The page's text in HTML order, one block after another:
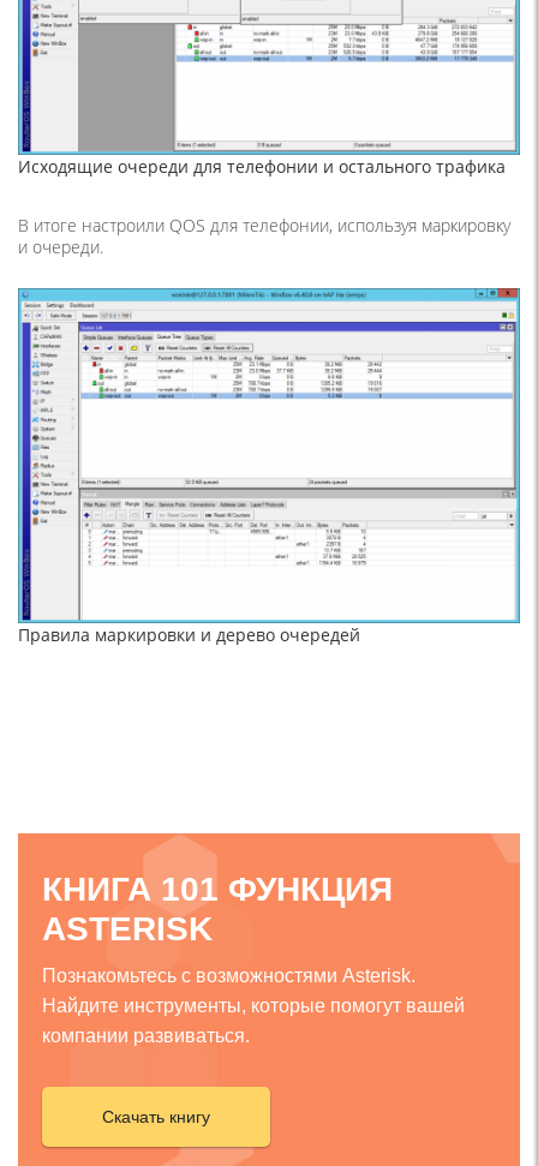
Исходящие очереди для телефонии и остального трафика
В итоге настроили QOS для телефонии, используя маркировку
и очереди.
Правила маркировки и дерево очередей
КНИГА 101 ФУНКЦИЯ
ASTERISK
Познакомьтесь с возможностями Asterisk.
Найдите инструменты, которые помогут вашей
компании развиваться.
Скачать книгу